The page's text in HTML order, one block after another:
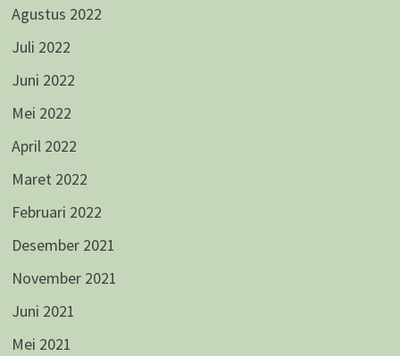
Agustus 2022
Juli 2022
Juni 2022
Mei 2022
April 2022
Maret 2022
Februari 2022
Desember 2021
November 2021
Juni 2021
Mei 2021